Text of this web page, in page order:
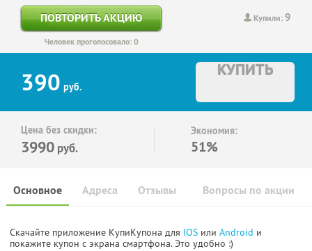
Купили:9
ПОВТОРИТЬ АКЦИЮ
Человек проголосовало: 0
390 руб.
КУПИТЬ
Цена без скидки:
3990 руб.
Экономия:
51%
Основное Отзывы Вопросы по акции
Адреса
Скачайте приложение КупиКупона для IOS или Android и
покажите купон с экрана смартфона. Это удобно :)